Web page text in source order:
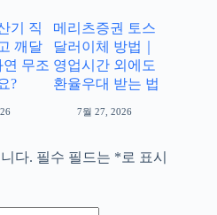
기 직
깨달
연 무조
?
메리츠증권 토스
달러이체 방법｜
영업시간 외에도
환율우대 받는 법
7월 27, 2026
다. 필수 필드는 * 로 표시